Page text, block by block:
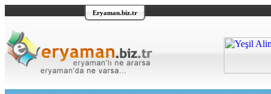
Eryaman.biz.tr